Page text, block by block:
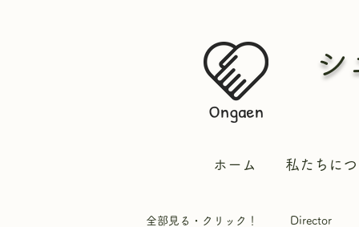
ホーム 私たちに
全部見る・クリック！ Director